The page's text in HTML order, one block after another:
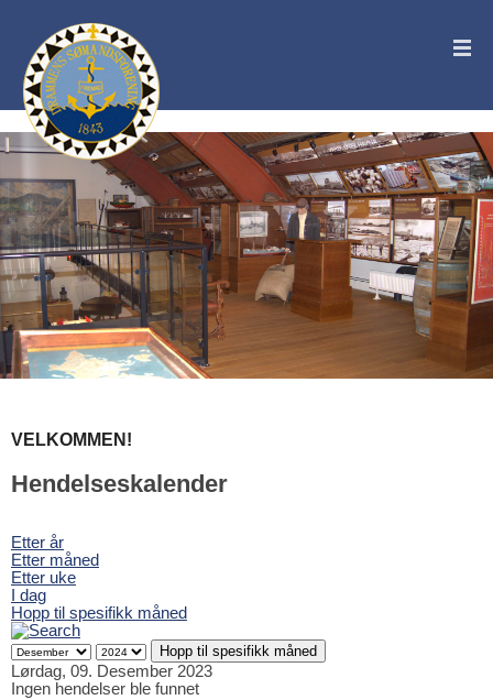
VELKOMMEN!
Hendelseskalender
Etter år
Etter måned
Etter uke
I dag
Hopp til spesifikk måned
Hopp til spesifikk måned
Lørdag, 09. Desember 2023
Ingen hendelser ble funnet